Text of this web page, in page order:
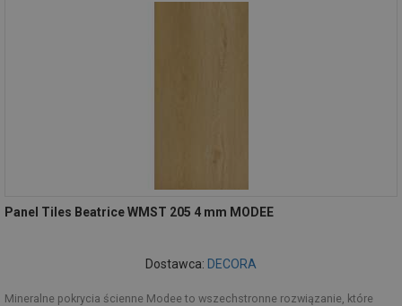
Panel Tiles Beatrice WMST 205 4 mm MODEE
Dostawca: DECORA
Mineralne pokrycia ścienne Modee to wszechstronne rozwiązanie, które